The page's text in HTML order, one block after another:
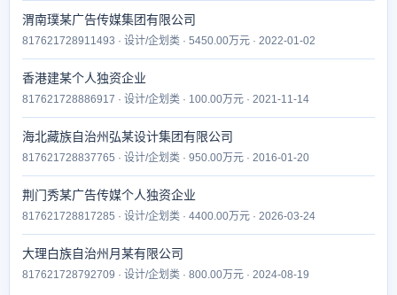
渭南璞某广告传媒集团有限公司
817621728911493 · 设计/企划类 · 5450.00万元 · 2022-01-02
香港建某个人独资企业
817621728886917 · 设计/企划类 · 100.00万元 · 2021-11-14
海北藏族自治州弘某设计集团有限公司
817621728837765 · 设计/企划类 · 950.00万元 · 2016-01-20
荆门秀某广告传媒个人独资企业
817621728817285 · 设计/企划类 · 4400.00万元 · 2026-03-24
大理白族自治州月某有限公司
817621728792709 · 设计/企划类 · 800.00万元 · 2024-08-19